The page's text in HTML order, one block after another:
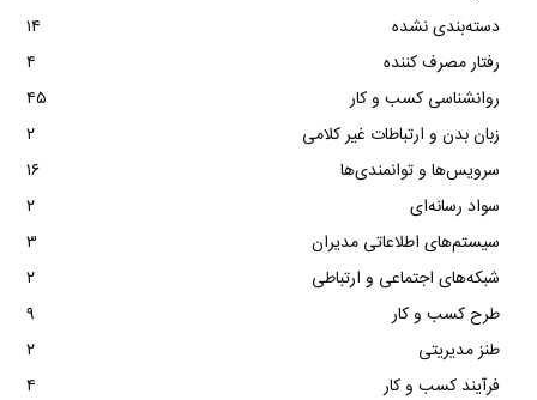
دسته‌بندی نشده
۱۴
رفتار مصرف کننده
۴
روانشناسی کسب و کار
۴۵
زبان بدن و ارتباطات غیر کلامی
۲
سرویس‌ها و توانمندی‌ها
۱۶
سواد رسانه‌ای
۲
سیستم‌های اطلاعاتی مدیران
۳
شبکه‌های اجتماعی و ارتباطی
۲
طرح کسب و کار
۹
طنز مدیریتی
۲
فرآیند کسب و کار
۴